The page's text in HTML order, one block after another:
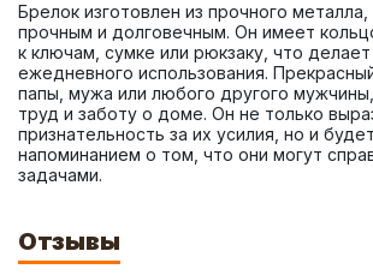
Брелок изготовлен из прочного
прочным и долговечным. Он имеет
к ключам, сумке или рюкзаку, что
ежедневного использования.
папы, мужа или любого другого
труд и заботу о доме. Он не только
признательность за их усилия, но и
напоминанием о том, что они могут
задачами.
Отзывы